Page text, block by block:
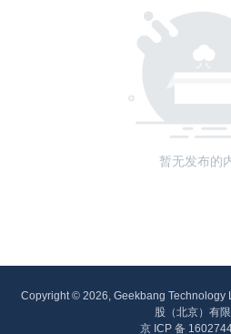
暂无发布的
Copyright © 2026, Geekbang Technology
股（北京）有
京 ICP 备